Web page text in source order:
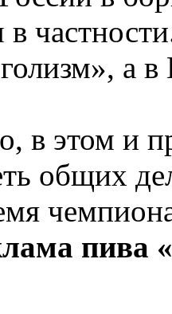
в
а в
в этом и
общих
пива